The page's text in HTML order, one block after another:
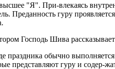
"Я". При-влекаясь
Преданность гуру
Господь Шива
обычно
представляют гуру и содер-